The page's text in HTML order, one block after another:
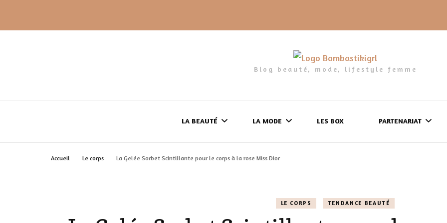
Blog beauté, mode, lifestyle femme
LA BEAUTÉ
LES GELS-DOUCHE
LA MODE
MES LOOKS
LES BOX PARTENARIAT
CONFIDENTIALITÉ
Accueil Le corps La Gelée Sorbet Scintillante pour le corps à la rose Miss Dior
LE CORPS TENDANCE BEAUTÉ